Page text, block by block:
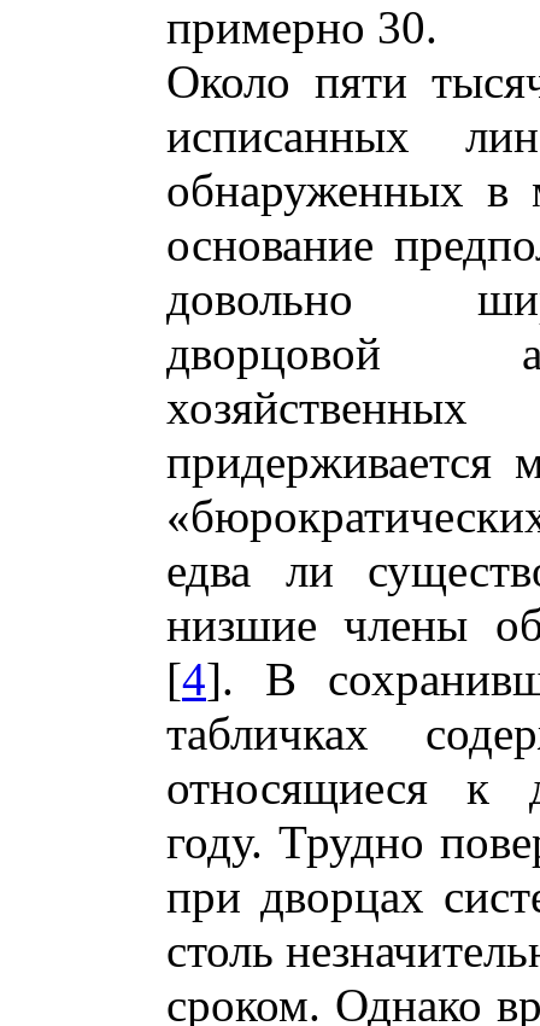
примерно 30.
Около пяти
исписанных
обнаруженных в
основание
довольно
дворцовой
придерживается
едва ли
низшие члены
[4]. В
табличках
относящиеся к
году. Трудно
при дворцах
столь
сроком. Однако